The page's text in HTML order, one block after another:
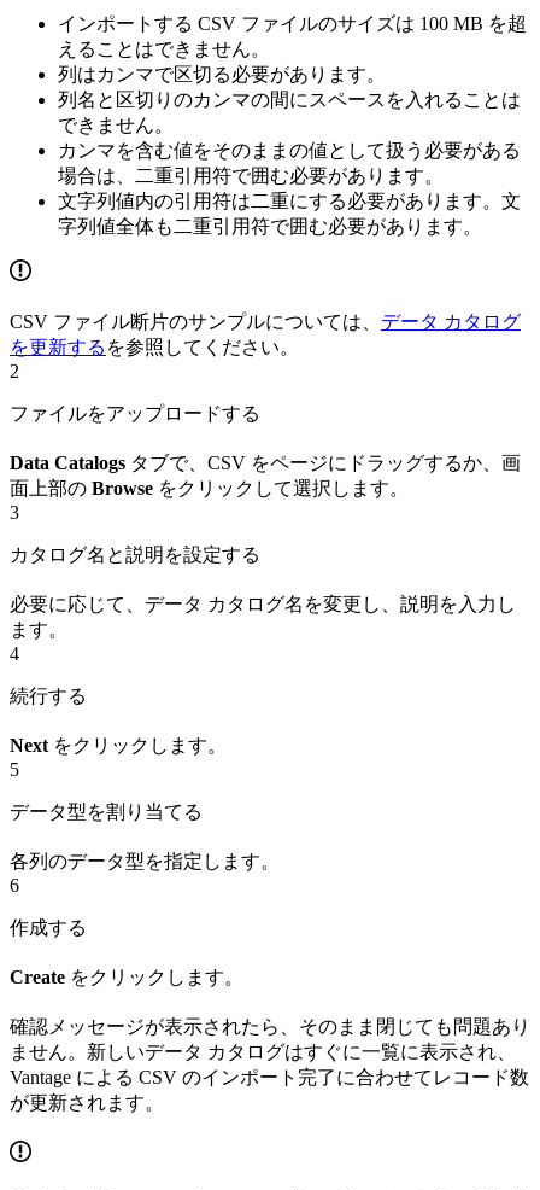
インポートする CSV ファイルのサイズは 100 MB を超
えることはできません。
列はカンマで区切る必要があります。
列名と区切りのカンマの間にスペースを入れることは
できません。
カンマを含む値をそのままの値として扱う必要がある
場合は、二重引用符で囲む必要があります。
文字列値内の引用符は二重にする必要があります。文
字列値全体も二重引用符で囲む必要があります。
CSV ファイル断片のサンプルについては、 データ カタログ
を更新する を参照してください。
2
ファイルをアップロードする
Data Catalogs タブで、CSV をページにドラッグするか、画
面上部の Browse をクリックして選択します。
3
カタログ名と説明を設定する
必要に応じて、データ カタログ名を変更し、説明を入力し
ます。
4
続行する
Next をクリックします。
5
データ型を割り当てる
各列のデータ型を指定します。
6
作成する
Create をクリックします。
確認メッセージが表示されたら、そのまま閉じても問題あり
ません。新しいデータ カタログはすぐに一覧に表示され、
Vantage による CSV のインポート完了に合わせてレコード数
が更新されます。